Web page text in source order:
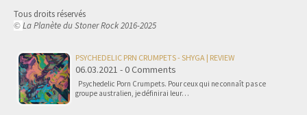
Tous droits réservés
© La Planète du Stoner Rock 2016-2025
PSYCHEDELIC PRN CRUMPETS - SHYGA | REVIEW
06.03.2021 - 0 Comments
Psychedelic Porn Crumpets. Pour ceux qui ne connaît pas ce
groupe australien, je définirai leur…